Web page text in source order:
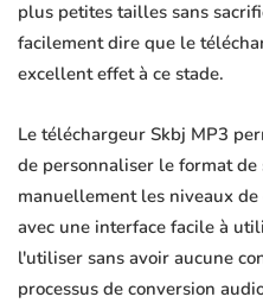
plus petites tailles sans
facilement dire que le
excellent effet à ce stade.
Le téléchargeur Skbj MP3
de personnaliser le format
manuellement les niveaux
avec une interface facile à
l'utiliser sans avoir aucune
processus de conversion